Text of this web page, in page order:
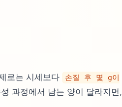
로는 시세보다
손질 후 몇 g이
과정에서 남는 양이 달라지면,